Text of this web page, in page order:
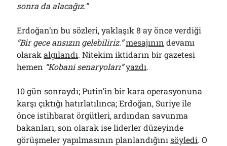
sonra da alacağız.”
Erdoğan’ın bu sözleri, yaklaşık 8 ay önce verdiği
“Bir gece ansızın gelebiliriz.”mesajının devamı
olarakalgılandı. Nitekim iktidarın bir gazetesi
hemen “Kobani senaryoları”yazdı.
10 gün sonraydı; Putin’in bir kara operasyonuna
karşı çıktığı hatırlatılınca; Erdoğan, Suriye ile
önce istihbarat örgütleri, ardından savunma
bakanları, son olarak ise liderler düzeyinde
görüşmeler yapılmasının planlandığınısöyledi. O